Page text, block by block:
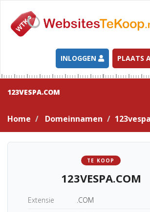
INLOGGEN PLAATS
123VESPA.COM
Home Domeinnamen
TE KOOP
123VESPA.COM
Extensie
.COM